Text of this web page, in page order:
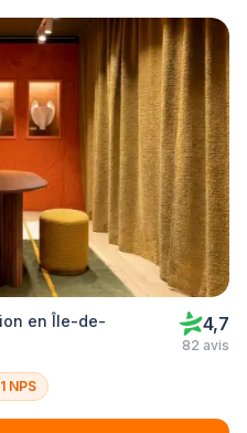
en Île-de-
4,7
82 avis
NPS